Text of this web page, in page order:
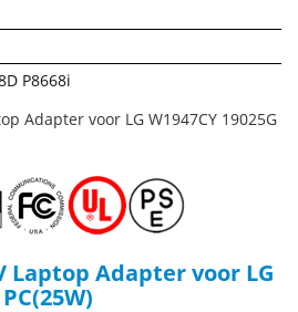
P8668i
Laptop Adapter voor LG